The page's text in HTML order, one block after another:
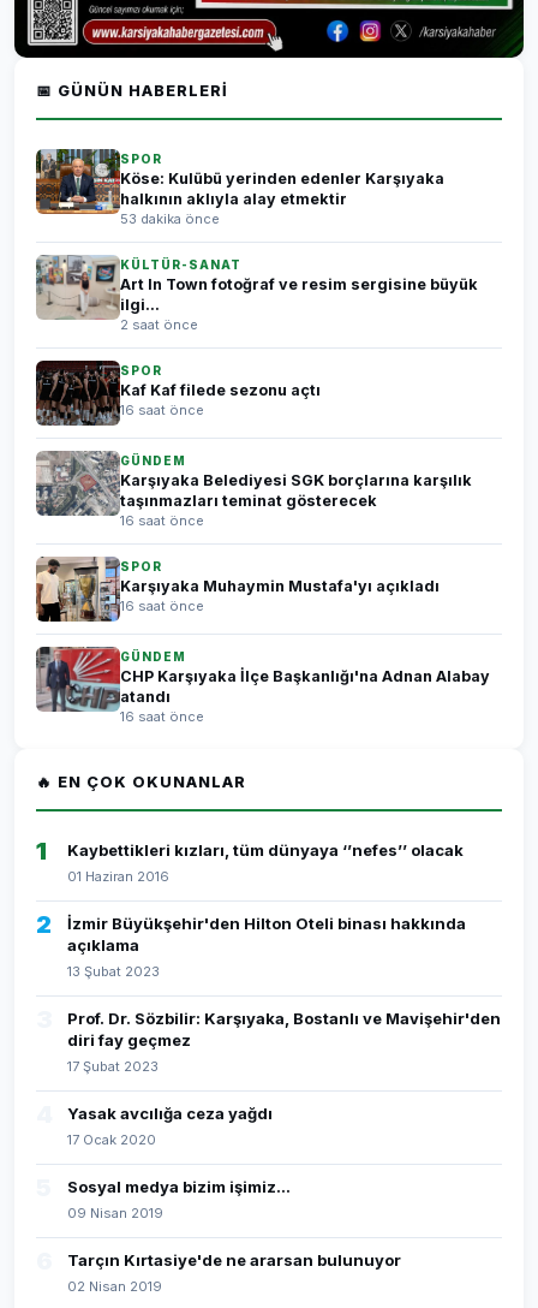
📅 GÜNÜN HABERLERI
SPOR
Köse: Kulübü yerinden edenler Karşıyaka
halkının aklıyla alay etmektir
53 dakika önce
KÜLTÜR-SANAT
Art In Town fotoğraf ve resim sergisine büyük
ilgi...
2 saat önce
SPOR
Kaf Kaf filede sezonu açtı
16 saat önce
GÜNDEM
Karşıyaka Belediyesi SGK borçlarına karşılık
taşınmazları teminat gösterecek
16 saat önce
SPOR
Karşıyaka Muhaymin Mustafa'yı açıkladı
16 saat önce
GÜNDEM
CHP Karşıyaka İlçe Başkanlığı'na Adnan Alabay
atandı
16 saat önce
🔥 EN ÇOK OKUNANLAR
1 Kaybettikleri kızları, tüm dünyaya ‘’nefes’’ olacak
01 Haziran 2016
2
İzmir Büyükşehir'den Hilton Oteli binası hakkında
açıklama
13 Şubat 2023
Prof. Dr. Sözbilir: Karşıyaka, Bostanlı ve Mavişehir'den
diri fay geçmez
17 Şubat 2023
Yasak avcılığa ceza yağdı
17 Ocak 2020
Sosyal medya bizim işimiz...
09 Nisan 2019
Tarçın Kırtasiye'de ne ararsan bulunuyor
02 Nisan 2019